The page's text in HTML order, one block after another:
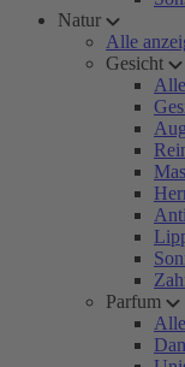
Natur
Alle
Gesicht
Parfum